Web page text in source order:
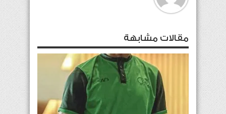
مقالات مشابهة